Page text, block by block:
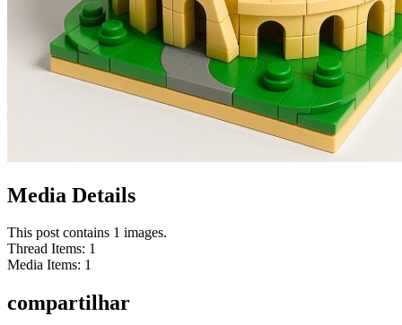
Media Details
This post contains 1 images.
Thread Items: 1
Media Items: 1
compartilhar